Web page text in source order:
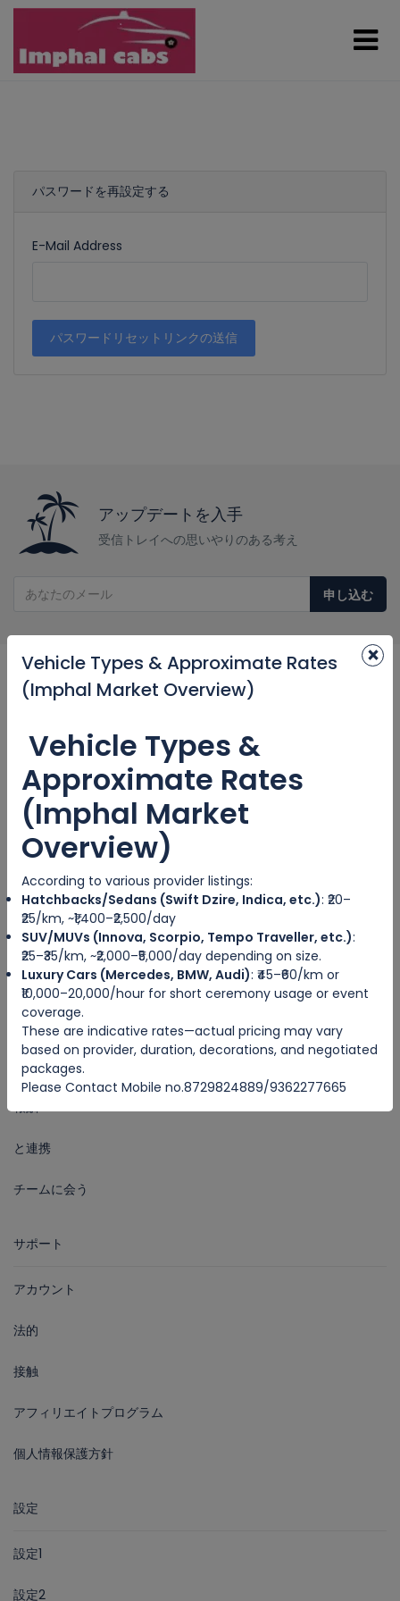
パスワードを再設定する
E-Mail Address
パスワードリセットリンクの送信
アップデートを入手
受信トレイへの思いやりのある考え
申し込む
助けが必要？
お電話ください
+ 00 222 44 5678
郵便物
hello@yoursite.com
フォローする
会社
約, 略
コミュニティブログ
報酬
と連携
チームに会う
サポート
アカウント
法的
接触
アフィリエイトプログラム
個人情報保護方針
設定
設定1
設定2
×
Vehicle Types & Approximate Rates
(Imphal Market Overview)
Vehicle Types &
Approximate Rates
(Imphal Market
Overview)
According to various provider listings:
Hatchbacks/Sedans (Swift Dzire, Indica, etc.): ₹20–
₹25/km, ~₹1,400–₹2,500/day
SUV/MUVs (Innova, Scorpio, Tempo Traveller, etc.):
₹25–₹35/km, ~₹2,000–₹5,000/day depending on size.
Luxury Cars (Mercedes, BMW, Audi): ₹45–₹60/km or
₹10,000–20,000/hour for short ceremony usage or event
coverage.
These are indicative rates—actual pricing may vary
based on provider, duration, decorations, and negotiated
packages.
Please Contact Mobile no.8729824889/9362277665